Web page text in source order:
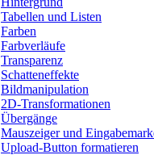
Tabellen und Listen
Farben
Farbverläufe
Transparenz
Schatteneffekte
Bildmanipulation
2D-Transformationen
Übergänge
Mauszeiger und
Upload-Button formatieren